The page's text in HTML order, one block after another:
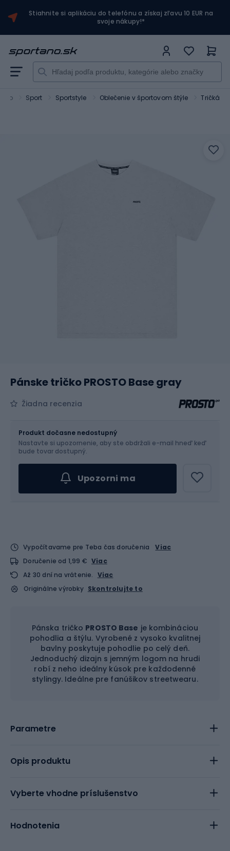
Stiahnite si aplikáciu do telefónu a získaj zľavu 10 EUR na
svoje nákupy!*
Sport Sportstyle Oblečenie v športovom štýle Tričká
Pánske tričko PROSTO Base gray
Žiadna recenzia
Vyber veľkosť...
Produkt dočasne nedostupný
Nastavte si upozornenie, aby ste obdržali e-mail hneď keď
bude tovar dostupný.
Upozorni ma
Vypočítavame pre Teba čas doručenia
Viac
Doručenie od 1,99 € Viac
Až 30 dní na vrátenie. Viac
Originálne výrobky Skontrolujte to
Pánska tričko PROSTO Base je kombináciou
pohodlia a štýlu. Vyrobené z vysoko kvalitnej
bavlny poskytuje pohodlie po celý deň.
Jednoduchý dizajn s jemným logom na hrudi
robí z neho ideálny kúsok pre každodenné
stylingy. Ideálne pre fanúšikov streetwearu.
Parametre
Opis produktu
Vyberte vhodne príslušenstvo
Hodnotenia